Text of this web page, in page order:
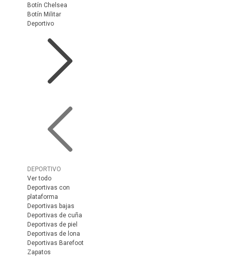
Botín Chelsea
Botín Militar
Deportivo
DEPORTIVO
Ver todo
Deportivas con
plataforma
Deportivas bajas
Deportivas de cuña
Deportivas de piel
Deportivas de lona
Deportivas Barefoot
Zapatos